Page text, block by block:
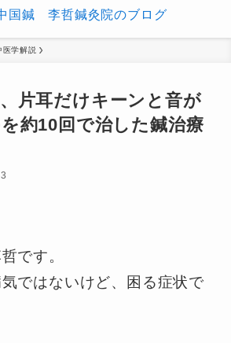
医学解説
片耳だけキーンと音が
約10回で治した鍼治療
です。
ではないけど、困る症状で